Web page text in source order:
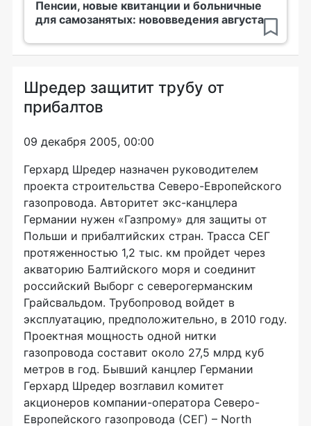
Пенсии, новые квитанции и больничные
для самозанятых: нововведения августа
Шредер защитит трубу от
прибалтов
09 декабря 2005, 00:00
Герхард Шредер назначен руководителем
проекта строительства Северо-Европейского
газопровода. Авторитет экс-канцлера
Германии нужен «Газпрому» для защиты от
Польши и прибалтийских стран. Трасса СЕГ
протяженностью 1,2 тыс. км пройдет через
акваторию Балтийского моря и соединит
российский Выборг с северогерманским
Грайсвальдом. Трубопровод войдет в
эксплуатацию, предположительно, в 2010 году.
Проектная мощность одной нитки
газопровода составит около 27,5 млрд куб
метров в год. Бывший канцлер Германии
Герхард Шредер возглавил комитет
акционеров компании-оператора Северо-
Европейского газопровода (СЕГ) – North